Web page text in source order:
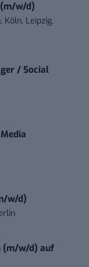
(m/w/d)
Köln, Leipzig,
/ Social
w/d)
(m/w/d) auf